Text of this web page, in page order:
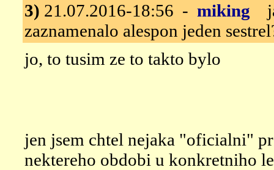
3) 21.07.2016-18:56 - miking
zaznamenalo alespon jeden
jo, to tusim ze to takto bylo
jen jsem chtel nejaka "oficialni"
nektereho obdobi u konkretniho